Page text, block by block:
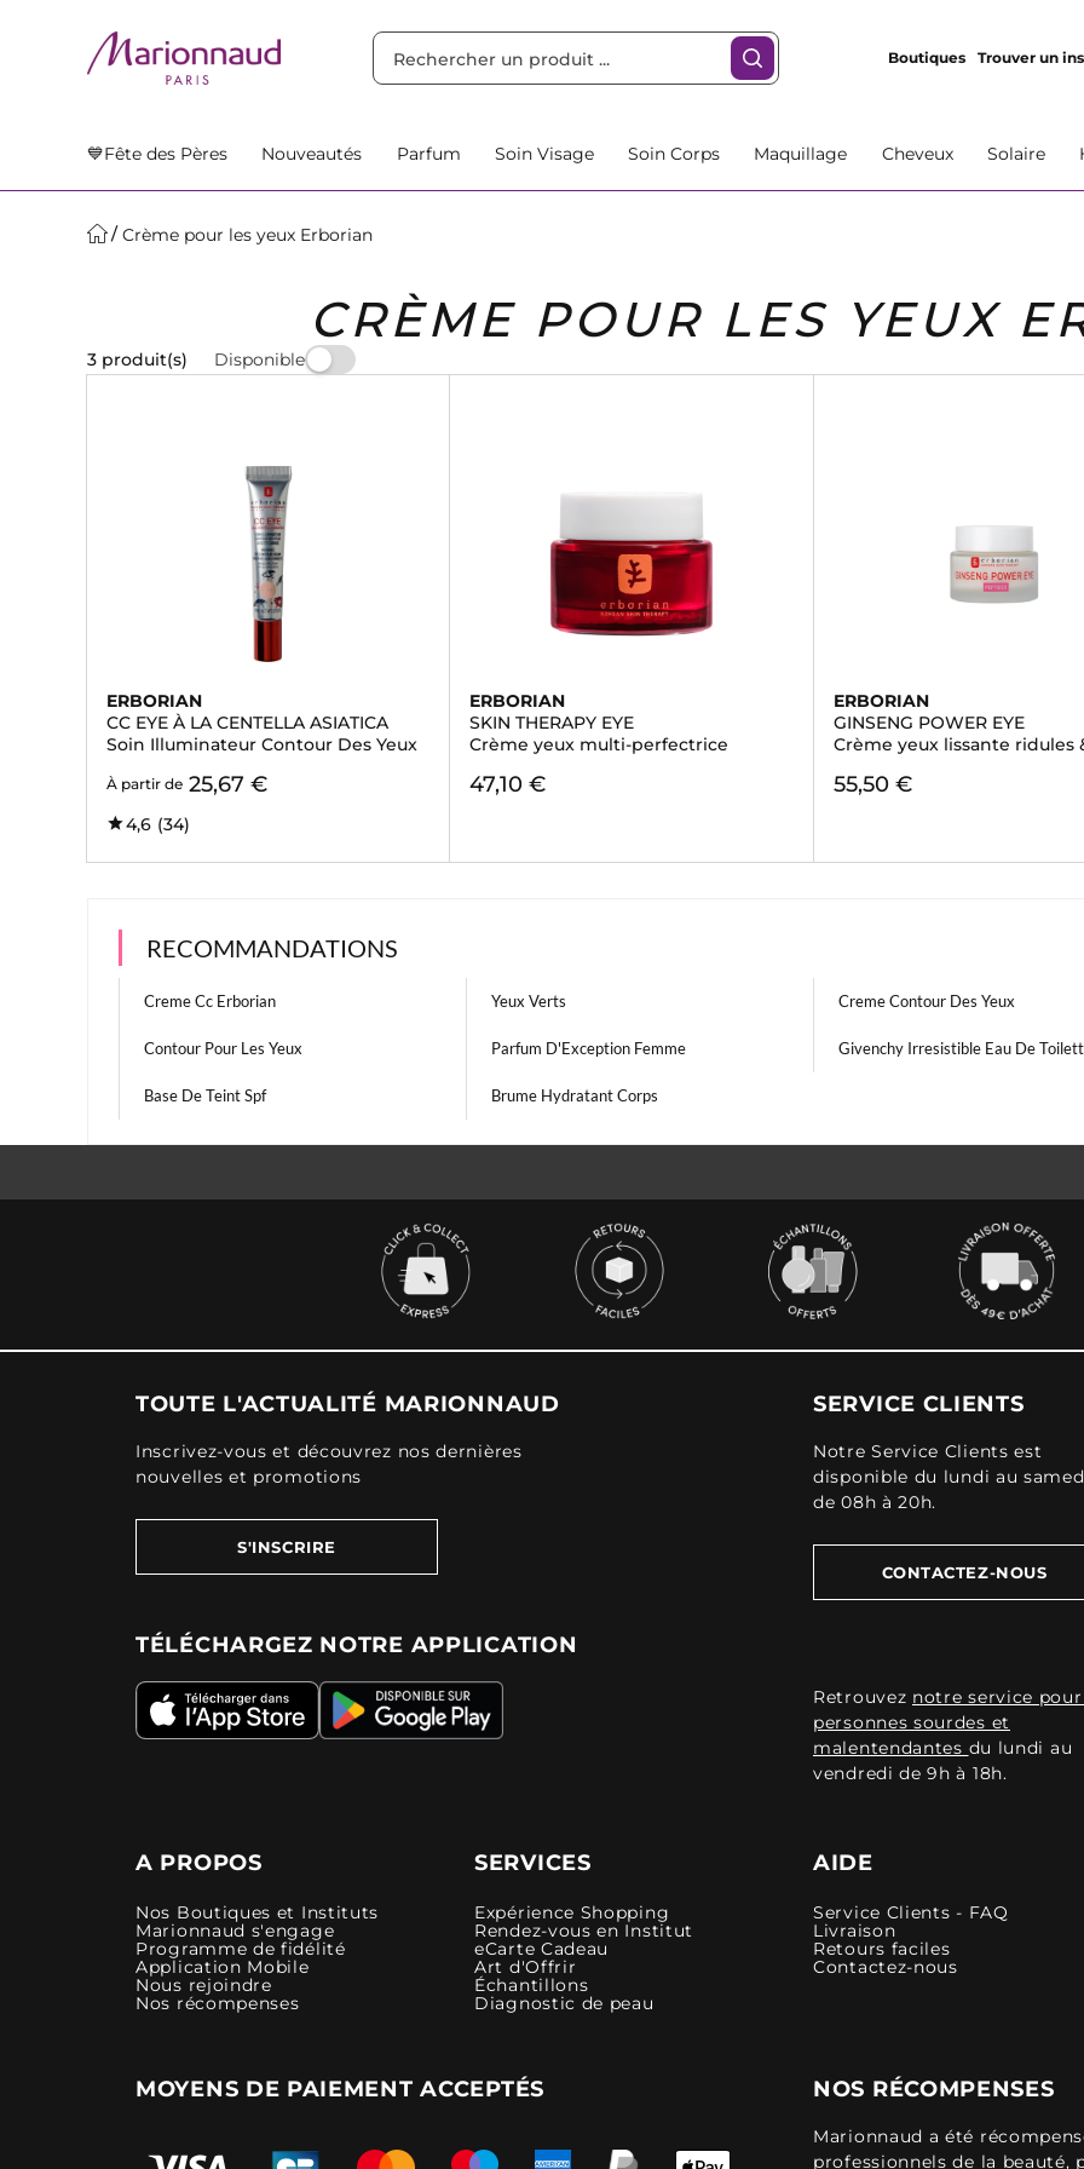
Boutiques Trouver un
💙Fête des Pères Nouveautés Parfum Soin Visage Soin Corps Maquillage Cheveux Solaire
Crème pour les yeux Erborian
CRÈME POUR LES YEUX
3 produit(s) Disponible
ERBORIAN
CC EYE À LA CENTELLA ASIATICA
Soin Illuminateur Contour Des Yeux
À partir de 25,67 €
4,6 (34)
ERBORIAN
SKIN THERAPY EYE
Crème yeux multi-perfectrice
47,10 €
ERBORIAN
GINSENG POWER EYE
Crème yeux lissante ridules
55,50 €
RECOMMANDATIONS
Creme Cc Erborian Yeux Verts Creme Contour Des Yeux
Contour Pour Les Yeux Parfum D'Exception Femme Givenchy Irresistible Eau De
Base De Teint Spf Brume Hydratant Corps
TOUTE L'ACTUALITÉ MARIONNAUD
Inscrivez-vous et découvrez nos dernières
nouvelles et promotions
S'INSCRIRE
TÉLÉCHARGEZ NOTRE APPLICATION
SERVICE CLIENTS
Notre Service Clients est
disponible du lundi au
de 08h à 20h.
CONTACTEZ-NOUS
Retrouvez notre service
personnes sourdes et
malentendantes du lundi au
vendredi de 9h à 18h.
A PROPOS
Nos Boutiques et Instituts
Marionnaud s'engage
Programme de fidélité
Application Mobile
Nous rejoindre
Nos récompenses
SERVICES
Expérience Shopping
Rendez-vous en Institut
eCarte Cadeau
Art d'Offrir
Échantillons
Diagnostic de peau
AIDE
Service Clients - FAQ
Livraison
Retours faciles
Contactez-nous
MOYENS DE PAIEMENT ACCEPTÉS NOS RÉCOMPENSES
Marionnaud a été
professionnels de la beauté,